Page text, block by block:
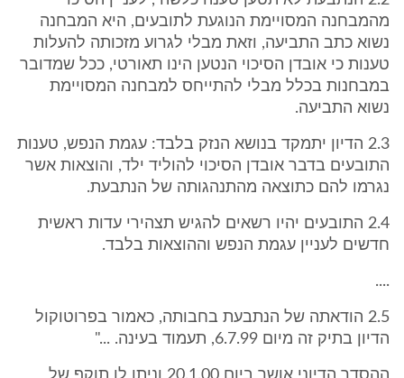
מהמבחנה המסויימת הנוגעת לתובעים, היא המבחנה
נשוא כתב התביעה, וזאת מבלי לגרוע מזכותה להעלות
טענות כי אובדן הסיכוי הנטען הינו תאורטי, ככל שמדובר
במבחנות בכלל מבלי להתייחס למבחנה המסויימת
נשוא התביעה.
2.3 הדיון יתמקד בנושא הנזק בלבד: עגמת הנפש, טענות
התובעים בדבר אובדן הסיכוי להוליד ילד, והוצאות אשר
נגרמו להם כתוצאה מהתנהגותה של הנתבעת.
2.4 התובעים יהיו רשאים להגיש תצהירי עדות ראשית
חדשים לעניין עגמת הנפש וההוצאות בלבד.
....
2.5 הודאתה של הנתבעת בחבותה, כאמור בפרוטוקול
הדיון בתיק זה מיום 6.7.99, תעמוד בעינה. ..."